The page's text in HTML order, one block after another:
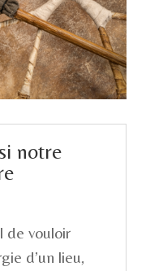
notre
de vouloir
d’un lieu,